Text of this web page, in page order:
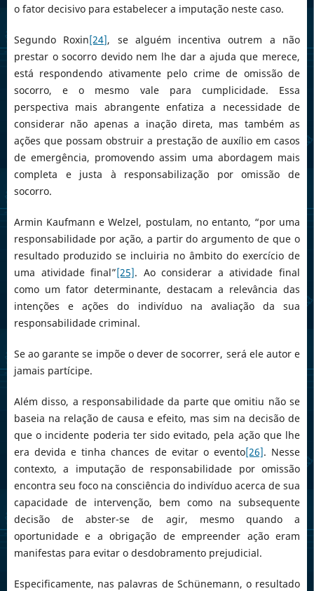
o fator decisivo para estabelecer a imputação neste caso.
Segundo Roxin[24], se alguém incentiva outrem a não
prestar o socorro devido nem lhe dar a ajuda que merece,
está respondendo ativamente pelo crime de omissão de
socorro, e o mesmo vale para cumplicidade. Essa
perspectiva mais abrangente enfatiza a necessidade de
considerar não apenas a inação direta, mas também as
ações que possam obstruir a prestação de auxílio em casos
de emergência, promovendo assim uma abordagem mais
completa e justa à responsabilização por omissão de
socorro.
Armin Kaufmann e Welzel, postulam, no entanto, “por uma
responsabilidade por ação, a partir do argumento de que o
resultado produzido se incluiria no âmbito do exercício de
uma atividade final”[25]. Ao considerar a atividade final
como um fator determinante, destacam a relevância das
intenções e ações do indivíduo na avaliação da sua
responsabilidade criminal.
Se ao garante se impõe o dever de socorrer, será ele autor e
jamais partícipe.
Além disso, a responsabilidade da parte que omitiu não se
baseia na relação de causa e efeito, mas sim na decisão de
que o incidente poderia ter sido evitado, pela ação que lhe
era devida e tinha chances de evitar o evento[26]. Nesse
contexto, a imputação de responsabilidade por omissão
encontra seu foco na consciência do indivíduo acerca de sua
capacidade de intervenção, bem como na subsequente
decisão de abster-se de agir, mesmo quando a
oportunidade e a obrigação de empreender ação eram
manifestas para evitar o desdobramento prejudicial.
Especificamente, nas palavras de Schünemann, o resultado